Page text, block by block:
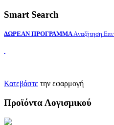
Smart Search
ΔΩΡΕΑΝ ΠΡΟΓΡΑΜΜΑAναζήτηση
Κατεβάστε την εφαρμογή
Προϊόντα Λογισμικού